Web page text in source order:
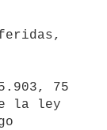
la ley